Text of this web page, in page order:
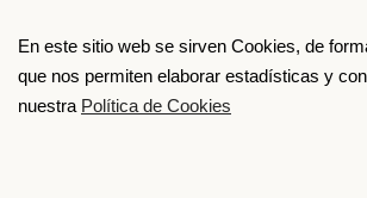
En este sitio web se sirven Cookies, de
que nos permiten elaborar estadísticas y
nuestra Política de Cookies